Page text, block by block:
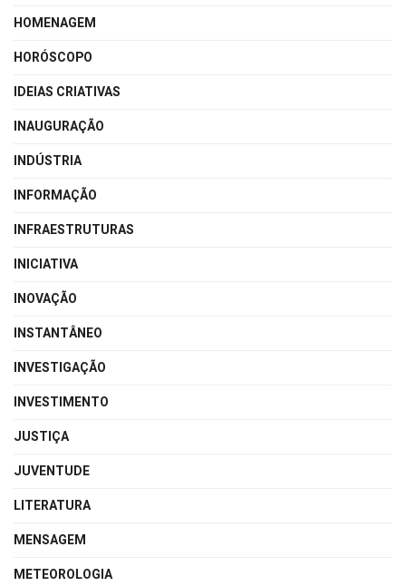
HOMENAGEM
HORÓSCOPO
IDEIAS CRIATIVAS
INAUGURAÇÃO
INDÚSTRIA
INFORMAÇÃO
INFRAESTRUTURAS
INICIATIVA
INOVAÇÃO
INSTANTÂNEO
INVESTIGAÇÃO
INVESTIMENTO
JUSTIÇA
JUVENTUDE
LITERATURA
MENSAGEM
METEOROLOGIA